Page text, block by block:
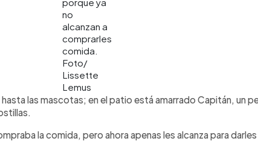
no
alcanzan a
comprarles
comida.
Foto/
Lissette
Lemus
las mascotas; en el patio está amarrado Capitán, un
la comida, pero ahora apenas les alcanza para